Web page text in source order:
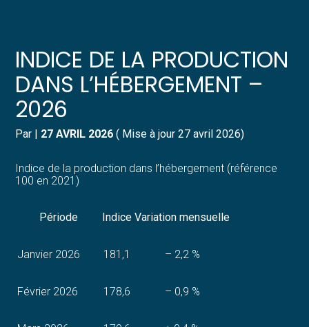
Gérer votre quotidien
Piloter votre entreprise
Développer votre entreprise
Construire votre patrimoine
Structurer votre croissance
électronique
Suivre votre comptabilité
Gérer vos ressources humaines
Dématérialiser vos documents
INDICE DE LA PRODUCTION
DANS L’HÉBERGEMENT –
2026
Par | 27 AVRIL 2026 ( Mise à jour 27 avril 2026)
Indice de la production dans l’hébergement (référence
100 en 2021)
Période Indice Variation mensuelle
Janvier 2026 181,1 – 2,2 %
Février 2026 178,6 – 0,9 %